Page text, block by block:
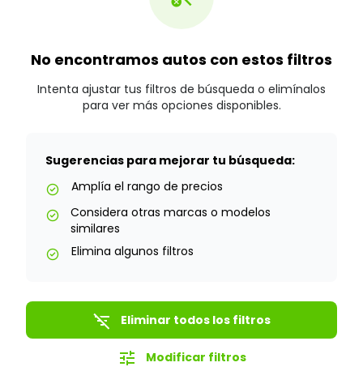
No encontramos autos con estos filtros
Intenta ajustar tus filtros de búsqueda o elimínalos
para ver más opciones disponibles.
Sugerencias para mejorar tu búsqueda:
check_circle Amplía el rango de precios
check_circle
Considera otras marcas o modelos
similares
check_circle Elimina algunos filtros
filter_list_off Eliminar todos los filtros
tune Modificar filtros